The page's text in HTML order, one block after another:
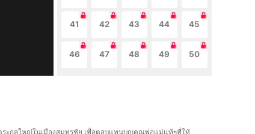
41 42 43 44 45
46 47 48 49 50
ตระกูลใหญ่ในเมืองสมุทรชัย เพื่อตอบแทนบุญคุณพ่อแม่แท้ๆที่ให้